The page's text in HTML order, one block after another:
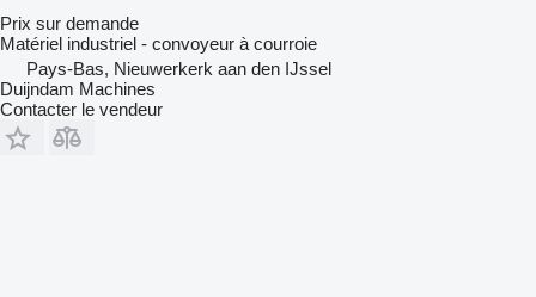
Prix sur demande
Matériel industriel - convoyeur à courroie
Pays-Bas, Nieuwerkerk aan den IJssel
Duijndam Machines
Contacter le vendeur